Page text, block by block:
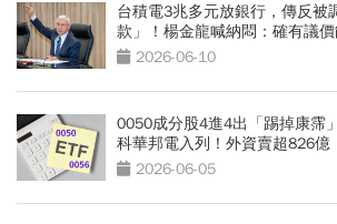
台積電3兆多元放銀行，傳反被
款」！楊金龍喊納悶：確有議
觀」2026-06-10
0050成分股4進4出「踢掉康霈
科華邦電入列！外資賣超826億
能收紅
2026-06-05